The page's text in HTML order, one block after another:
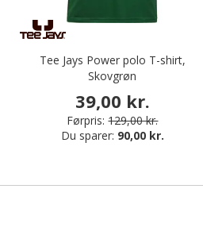
Tee Jays Power polo T-shirt,
Skovgrøn
39,00 kr.
Førpris: 129,00 kr.
Du sparer: 90,00 kr.